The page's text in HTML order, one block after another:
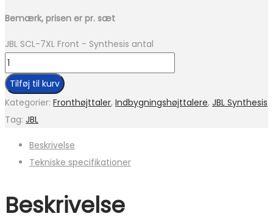
Bemærk, prisen er pr. sæt
JBL SCL-7XL Front - Synthesis antal
Tilføj til kurv
Kategorier: Fronthøjttaler, Indbygningshøjttalere, JBL Synthesis
Tag: JBL
Beskrivelse
Tekniske specifikationer
Beskrivelse